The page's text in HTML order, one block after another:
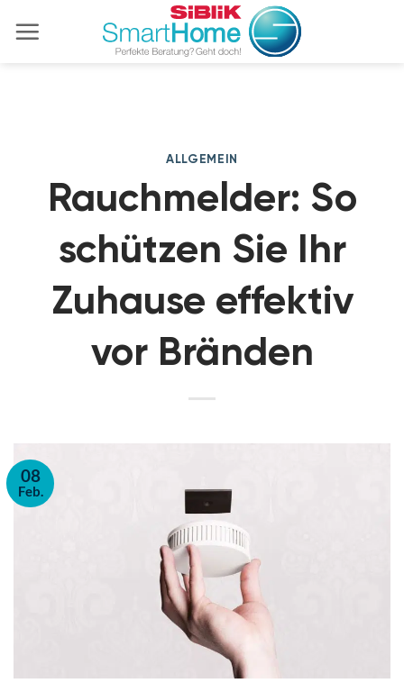
Inhalt
ALLGEMEIN
Rauchmelder: So
schützen Sie Ihr
Zuhause effektiv
vor Bränden
08
Feb.